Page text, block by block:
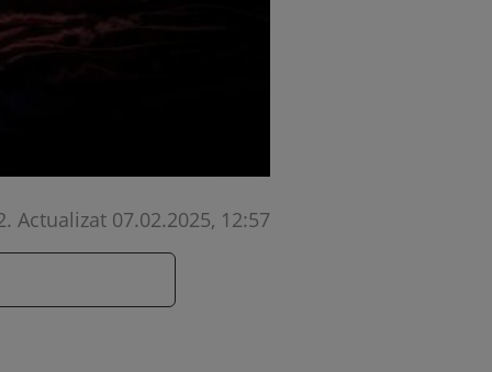
. Actualizat 07.02.2025, 12:57